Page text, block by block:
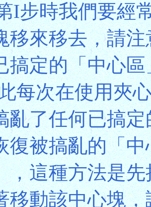
I步時我們要經
移來移去，請
搞定的「中心
每次在使用夾
亂了任何已搞
復被搞亂的「
，這種方法是
移動該中心塊